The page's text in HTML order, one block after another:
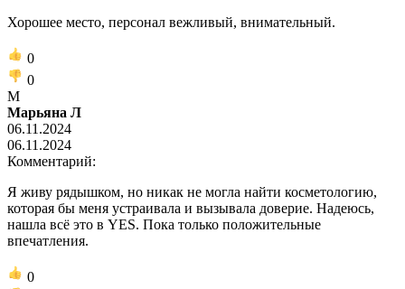
Хорошее место, персонал вежливый, внимательный.
0
0
М
Марьяна Л
06.11.2024
06.11.2024
Комментарий:
Я живу рядышком, но никак не могла найти косметологию,
которая бы меня устраивала и вызывала доверие. Надеюсь,
нашла всё это в YES. Пока только положительные
впечатления.
0